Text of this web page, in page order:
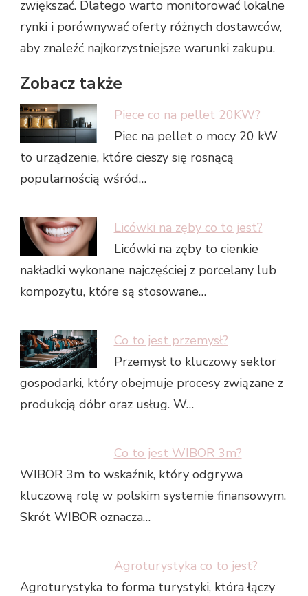
zwiększać. Dlatego warto monitorować lokalne
rynki i porównywać oferty różnych dostawców,
aby znaleźć najkorzystniejsze warunki zakupu.
Zobacz także
Piece co na pellet 20KW?
Piec na pellet o mocy 20 kW
to urządzenie, które cieszy się rosnącą
popularnością wśród…
Licówki na zęby co to jest?
Licówki na zęby to cienkie
nakładki wykonane najczęściej z porcelany lub
kompozytu, które są stosowane…
Co to jest przemysł?
Przemysł to kluczowy sektor
gospodarki, który obejmuje procesy związane z
produkcją dóbr oraz usług. W…
Co to jest WIBOR 3m?
WIBOR 3m to wskaźnik, który odgrywa
kluczową rolę w polskim systemie finansowym.
Skrót WIBOR oznacza…
Agroturystyka co to jest?
Agroturystyka to forma turystyki, która łączy